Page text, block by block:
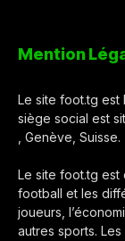
Mention
Le site foot.tg est
siège social est
, Genève, Suisse.
Le site foot.tg est
football et les
joueurs,
autres sports.